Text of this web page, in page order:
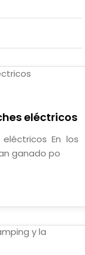
eléctricos
En los
ganado po